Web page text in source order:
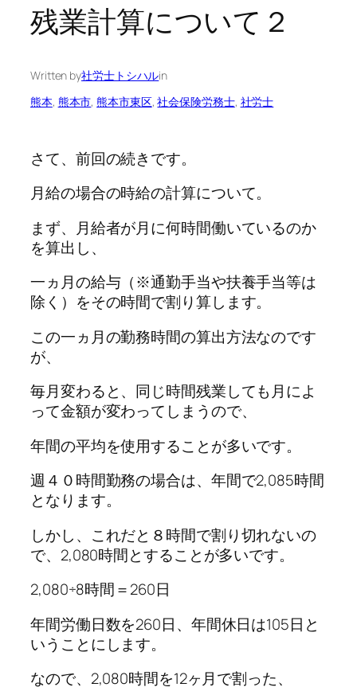
残業計算について２
Written by社労士トシハルin
熊本, 熊本市, 熊本市東区, 社会保険労務士, 社労士
さて、前回の続きです。
月給の場合の時給の計算について。
まず、月給者が月に何時間働いているのか
を算出し、
一ヵ月の給与（※通勤手当や扶養手当等は
除く）をその時間で割り算します。
この一ヵ月の勤務時間の算出方法なのです
が、
毎月変わると、同じ時間残業しても月によ
って金額が変わってしまうので、
年間の平均を使用することが多いです。
週４０時間勤務の場合は、年間で2,085時間
となります。
しかし、これだと８時間で割り切れないの
で、2,080時間とすることが多いです。
2,080÷8時間＝260日
年間労働日数を260日、年間休日は105日と
いうことにします。
なので、2,080時間を12ヶ月で割った、